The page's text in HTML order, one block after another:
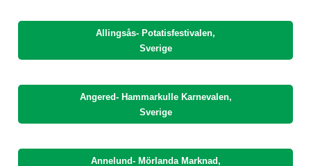
Allingsås- Potatisfestivalen,
Sverige
Angered- Hammarkulle Karnevalen,
Sverige
Annelund- Mörlanda Marknad,